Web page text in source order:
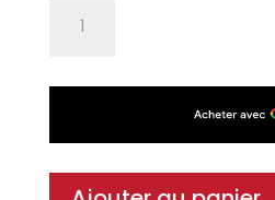
pour